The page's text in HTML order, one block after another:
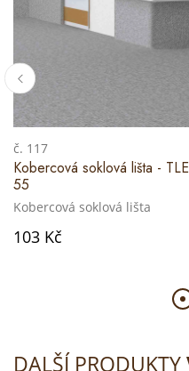
č. 117
Kobercová soklová lišta - TLE
55
Kobercová soklová lišta
103 Kč
DALŠÍ PRODUKTY